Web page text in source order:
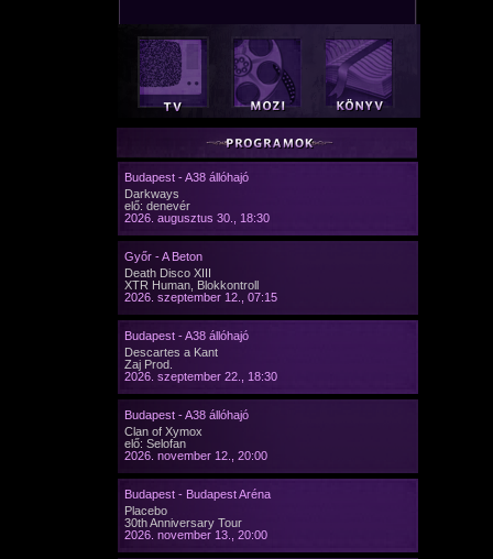
Budapest - A38 állóhajó
Darkways
elő: denevér
2026. augusztus 30., 18:30
Győr - A Beton
Death Disco XIII
XTR Human, Blokkontroll
2026. szeptember 12., 07:15
Budapest - A38 állóhajó
Descartes a Kant
Zaj Prod.
2026. szeptember 22., 18:30
Budapest - A38 állóhajó
Clan of Xymox
elő: Selofan
2026. november 12., 20:00
Budapest - Budapest Aréna
Placebo
30th Anniversary Tour
2026. november 13., 20:00